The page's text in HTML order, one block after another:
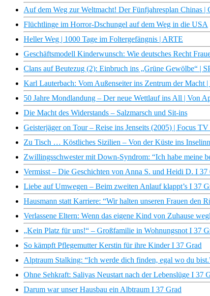
Auf dem Weg zur Weltmacht! Der Fünfjahresplan Chinas |
Flüchtlinge im Horror-Dschungel auf dem Weg in die USA
Heller Weg | 1000 Tage im Foltergefängnis | ARTE
Geschäftsmodell Kinderwunsch: Wie deutsches Recht
Clans auf Beutezug (2): Einbruch ins „Grüne Gewölbe“ |
Karl Lauterbach: Vom Außenseiter ins Zentrum der Macht
50 Jahre Mondlandung – Der neue Wettlauf ins All | Von
Die Macht des Widerstands – Salzmarsch und Sit-ins
Geisterjäger on Tour – Reise ins Jenseits (2005) | Focus
Zu Tisch … Köstliches Sizilien – Von der Küste ins
Zwillingsschwester mit Down-Syndrom: “Ich habe meine
Vermisst – Die Geschichten von Anna S. und Heidi D. I 37
Liebe auf Umwegen – Beim zweiten Anlauf klappt’s I 37
Hausmann statt Karriere: “Wir halten unseren Frauen den
Verlassene Eltern: Wenn das eigene Kind von Zuhause
„Kein Platz für uns!“ – Großfamilie in Wohnungsnot I 37
So kämpft Pflegemutter Kerstin für ihre Kinder I 37 Grad
Alptraum Stalking: “Ich werde dich finden, egal wo du
Ohne Sehkraft: Saliyas Neustart nach der Lebenslüge I 37
Darum war unser Hausbau ein Albtraum I 37 Grad